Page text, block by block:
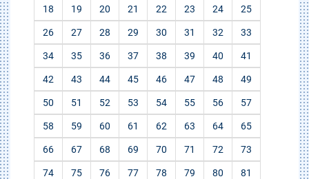
18 19 20 21 22 23 24 25
26 27 28 29 30 31 32 33
34 35 36 37 38 39 40 41
42 43 44 45 46 47 48 49
50 51 52 53 54 55 56 57
58 59 60 61 62 63 64 65
66 67 68 69 70 71 72 73
74 75 76 77 78 79 80 81